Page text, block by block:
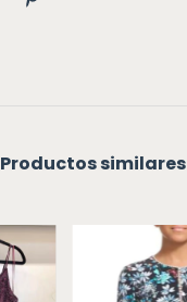
Productos similares